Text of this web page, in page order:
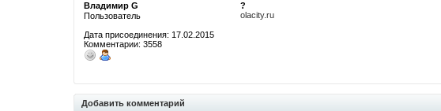
Владимир G
Пользователь
Дата присоединения: 17.02.2015
Комментарии: 3558
?
olacity.ru
Добавить комментарий